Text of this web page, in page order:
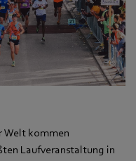
Welt kommen
Laufveranstaltung in